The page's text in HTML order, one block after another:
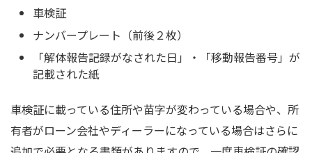
車検証
ナンバープレート（前後２枚）
「解体報告記録がなされた日」・「移動報告番号」が
記載された紙
車検証に載っている住所や苗字が変わっている場合や、所
有者がローン会社やディーラーになっている場合はさらに